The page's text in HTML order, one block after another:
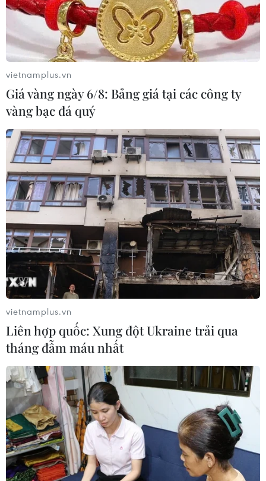
vietnamplus.vn
Giá vàng ngày 6/8: Bảng giá tại các công ty
vàng bạc đá quý
vietnamplus.vn
Liên hợp quốc: Xung đột Ukraine trải qua
tháng đẫm máu nhất